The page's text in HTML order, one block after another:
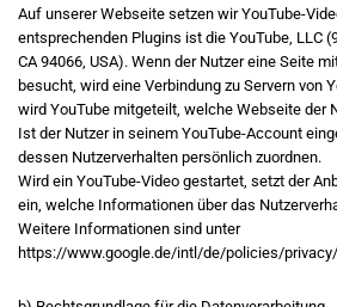
Auf unserer Webseite setzen wir YouTube-
entsprechenden Plugins ist die YouTube, LLC
CA 94066, USA). Wenn der Nutzer eine Seite
besucht, wird eine Verbindung zu Servern von
wird YouTube mitgeteilt, welche Webseite der
Ist der Nutzer in seinem YouTube-Account
dessen Nutzerverhalten persönlich zuordnen.
Wird ein YouTube-Video gestartet, setzt der
ein, welche Informationen über das
Weitere Informationen sind unter
https://www.google.de/intl/de/policies/